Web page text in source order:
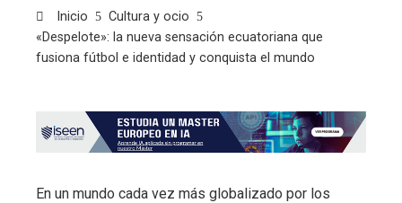
Inicio
Cultura y ocio
«Despelote»: la nueva sensación ecuatoriana que
fusiona fútbol e identidad y conquista el mundo
En un mundo cada vez más globalizado por los